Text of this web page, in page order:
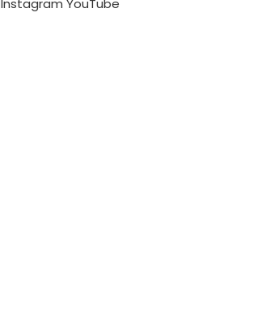
Instagram YouTube